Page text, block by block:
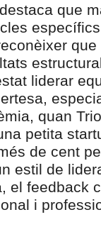
que
liderar
quan
petita
de cent
estil de
el feedback
i